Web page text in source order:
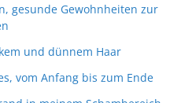
gesunde Gewohnheiten zur
und dünnem Haar
vom Anfang bis zum Ende